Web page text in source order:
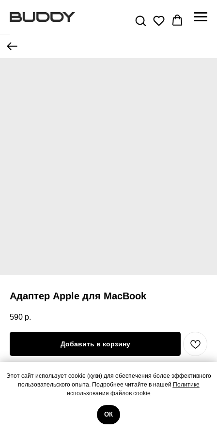
Этот сайт использует cookie (куки) для обеспечения более эффективного
пользовательского опыта. Подробнее читайте в нашей Политике
использования файлов cookie
ОК
Назад
Адаптер Apple для MacBook
590 р.
Добавить в корзину
Адаптер Apple для MacBook